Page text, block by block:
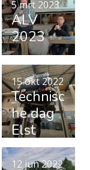
ALV
2023
5 mrt 2023
Technisc
he dag
Elst
15 okt 2022
12 jun 2022